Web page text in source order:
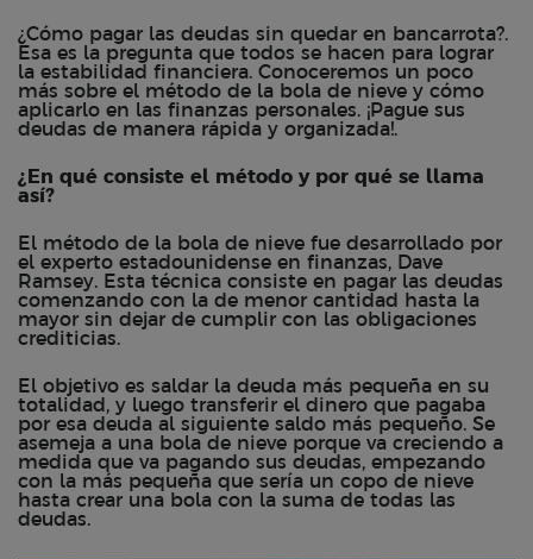
¿Cómo pagar las deudas sin quedar en bancarrota?.
Esa es la pregunta que todos se hacen para lograr
la estabilidad financiera. Conoceremos un poco
más sobre el método de la bola de nieve y cómo
aplicarlo en las finanzas personales. ¡Pague sus
deudas de manera rápida y organizada!.
¿En qué consiste el método y por qué se llama
así?
El método de la bola de nieve fue desarrollado por
el experto estadounidense en finanzas, Dave
Ramsey. Esta técnica consiste en pagar las deudas
comenzando con la de menor cantidad hasta la
mayor sin dejar de cumplir con las obligaciones
crediticias.
El objetivo es saldar la deuda más pequeña en su
totalidad, y luego transferir el dinero que pagaba
por esa deuda al siguiente saldo más pequeño. Se
asemeja a una bola de nieve porque va creciendo a
medida que va pagando sus deudas, empezando
con la más pequeña que sería un copo de nieve
hasta crear una bola con la suma de todas las
deudas.